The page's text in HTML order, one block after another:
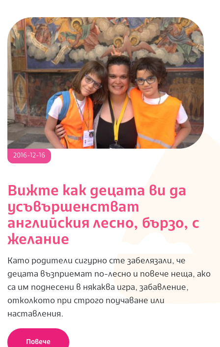
2016-
2016-12-16
Вижте как децата ви да
усъвършенстват
английския лесно, бързо, с
желание
Като родители сигурно сте забелязали, че
децата възприемат по-лесно и повече неща, ако
са им поднесени в някаква игра, забавление,
отколкото при строго поучаване или
наставления.
Повече